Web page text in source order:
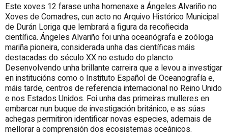
Este xoves 12 farase unha homenaxe a Ángeles Alvariño no
Xoves de Comadres, cun acto no Arquivo Histórico Municipal
de Durán Loriga que lembrará a figura da recoñecida
científica. Ángeles Alvariño foi unha oceanógrafa e zoóloga
mariña pioneira, considerada unha das científicas máis
destacadas do século XX no estudo do plancto.
Desenvolvendo unha brillante carreira que a levou a investigar
en institucións como o Instituto Español de Oceanografía e,
máis tarde, centros de referencia internacional no Reino Unido
e nos Estados Unidos. Foi unha das primeiras mulleres en
embarcar nun buque de investigación británico, e as súas
achegas permitiron identificar novas especies, ademais de
mellorar a comprensión dos ecosistemas oceánicos.